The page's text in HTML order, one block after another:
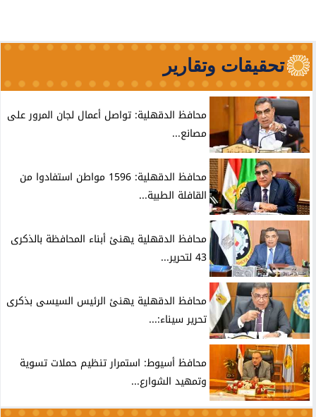
تحقيقات وتقارير
محافظ الدقهلية: تواصل أعمال لجان المرور على
مصانع...
محافظ الدقهلية: 1596 مواطن استفادوا من
القافلة الطبية...
محافظ الدقهلية يهنئ أبناء المحافظة بالذكرى
43 لتحرير...
محافظ الدقهلية يهنئ الرئيس السيسى بذكرى
تحرير سيناء:...
محافظ أسيوط: استمرار تنظيم حملات تسوية
وتمهيد الشوارع...